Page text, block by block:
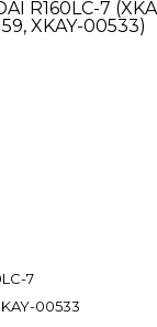
7
00533